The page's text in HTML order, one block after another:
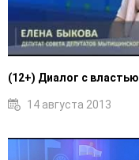
(12+) Диалог с властью
14 августа 2013